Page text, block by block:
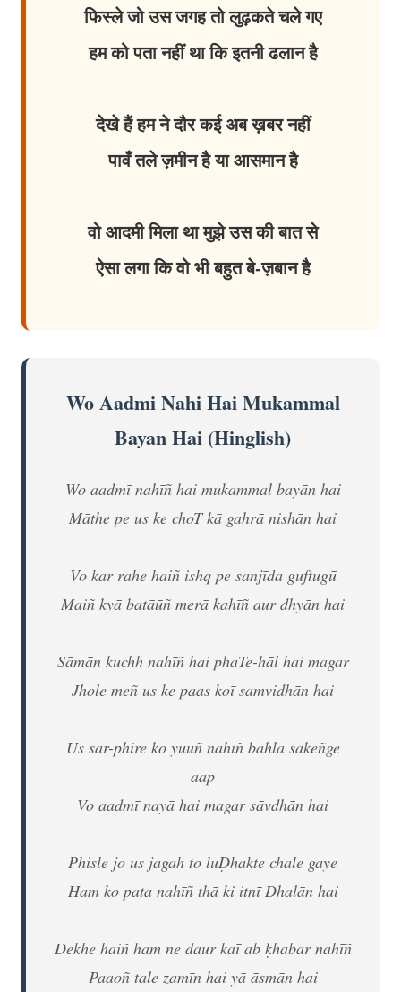
फिस्ले जो उस जगह तो लुढ़कते चले गए
हम को पता नहीं था कि इतनी ढलान है
देखे हैं हम ने दौर कई अब ख़बर नहीं
पावँ तले ज़मीन है या आसमान है
वो आदमी मिला था मुझे उस की बात से
ऐसा लगा कि वो भी बहुत बे-ज़बान है
Wo Aadmi Nahi Hai Mukammal
Bayan Hai (Hinglish)
Wo aadmī nahīñ hai mukammal bayān hai
Māthe pe us ke choT kā gahrā nishān hai
Vo kar rahe haiñ ishq pe sanjīda guftugū
Maiñ kyā batāūñ merā kahīñ aur dhyān hai
Sāmān kuchh nahīñ hai phaTe-hāl hai magar
Jhole meñ us ke paas koī samvidhān hai
Us sar-phire ko yuuñ nahīñ bahlā sakeñge
aap
Vo aadmī nayā hai magar sāvdhān hai
Phisle jo us jagah to luḌhakte chale gaye
Ham ko pata nahīñ thā ki itnī Dhalān hai
Dekhe haiñ ham ne daur kaī ab ḳhabar nahīñ
Paaoñ tale zamīn hai yā āsmān hai